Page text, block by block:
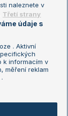
osobních
naleznete v
Třetí strany
údaje s
. Aktivní
k informacím v
měření reklam